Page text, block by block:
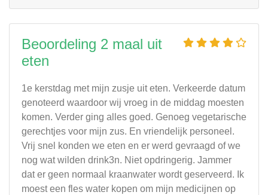
Beoordeling 2 maal uit
eten
1e kerstdag met mijn zusje uit eten. Verkeerde datum
genoteerd waardoor wij vroeg in de middag moesten
komen. Verder ging alles goed. Genoeg vegetarische
gerechtjes voor mijn zus. En vriendelijk personeel.
Vrij snel konden we eten en er werd gevraagd of we
nog wat wilden drink3n. Niet opdringerig. Jammer
dat er geen normaal kraanwater wordt geserveerd. Ik
moest een fles water kopen om mijn medicijnen op